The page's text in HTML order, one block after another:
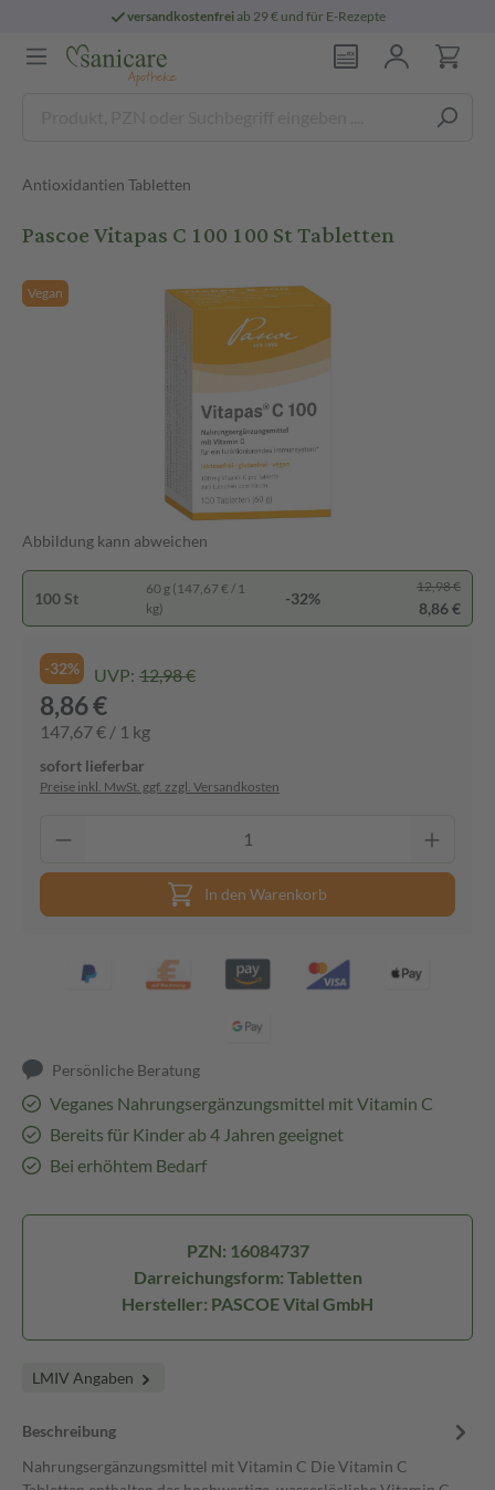
versandkostenfreiab 29 € und für E-Rezepte
Antioxidantien Tabletten
Pascoe Vitapas C 100 100 St Tabletten
Vegan
Abbildung kann abweichen
100 St
60 g (147,67 € / 1
kg)
-32%
12,98 €
8,86 €
-32% UVP: 12,98 €
8,86 €
147,67 € / 1 kg
sofort lieferbar
Preise inkl. MwSt. ggf. zzgl. Versandkosten
In den Warenkorb
Persönliche Beratung
Veganes Nahrungsergänzungsmittel mit Vitamin C
Bereits für Kinder ab 4 Jahren geeignet
Bei erhöhtem Bedarf
PZN: 16084737
Darreichungsform: Tabletten
Hersteller: PASCOE Vital GmbH
LMIV Angaben
Beschreibung
Nahrungsergänzungsmittel mit Vitamin C Die Vitamin C